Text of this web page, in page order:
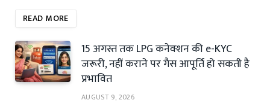
READ MORE
15 अगस्त तक LPG कनेक्शन की e-KYC
जरूरी, नहीं कराने पर गैस आपूर्ति हो सकती है
प्रभावित
AUGUST 9, 2026